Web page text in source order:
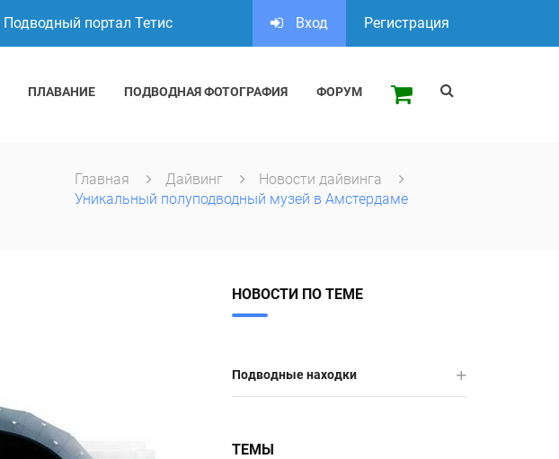
Подводный портал Тетис Вход Регистрация
ПЛАВАНИЕ ПОДВОДНАЯ ФОТОГРАФИЯ ФОРУМ
Главная Дайвинг
Новости дайвинга
Уникальный полуподводный музей в Амстердаме
НОВОСТИ ПО ТЕМЕ
Подводные находки
ТЕМЫ